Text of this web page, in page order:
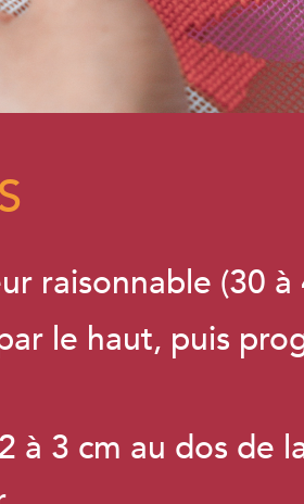
raisonnable (30
le haut, puis
à 3 cm au dos de